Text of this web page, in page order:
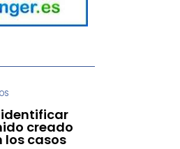
identificar
creado
los casos